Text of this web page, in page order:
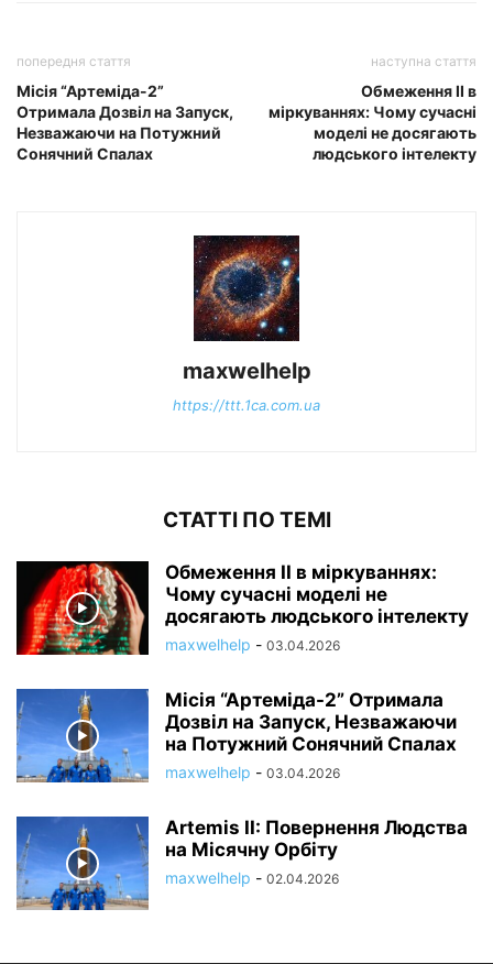
попередня стаття
Місія “Артеміда-2”
Отримала Дозвіл на Запуск,
Незважаючи на Потужний
Сонячний Спалах
наступна стаття
Обмеження ІІ в
міркуваннях: Чому сучасні
моделі не досягають
людського інтелекту
maxwelhelp
https://ttt.1ca.com.ua
СТАТТІ ПО ТЕМІ
Обмеження ІІ в міркуваннях:
Чому сучасні моделі не
досягають людського інтелекту
maxwelhelp - 03.04.2026
Місія “Артеміда-2” Отримала
Дозвіл на Запуск, Незважаючи
на Потужний Сонячний Спалах
maxwelhelp - 03.04.2026
Artemis II: Повернення Людства
на Місячну Орбіту
maxwelhelp - 02.04.2026